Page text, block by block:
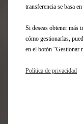
CRAFT TITANIUM
transferencia se basa
Si deseas obtener más
cómo gestionarlas,
en el botón “Gestionar
Política de privacidad